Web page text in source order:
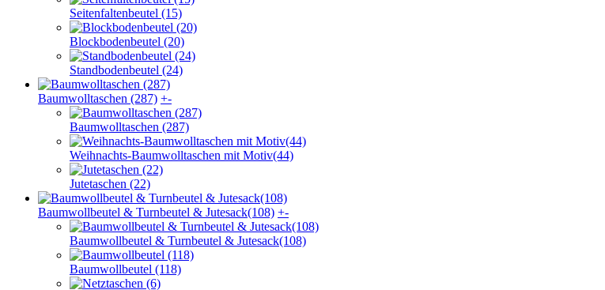
Seitenfaltenbeutel (15)
Blockbodenbeutel (20)
Standbodenbeutel (24)
Baumwolltaschen (287) +-
Baumwolltaschen (287)
Weihnachts-Baumwolltaschen mit Motiv(44)
Jutetaschen (22)
Baumwollbeutel & Turnbeutel & Jutesack(108) +-
Baumwollbeutel & Turnbeutel & Jutesack(108)
Baumwollbeutel (118)